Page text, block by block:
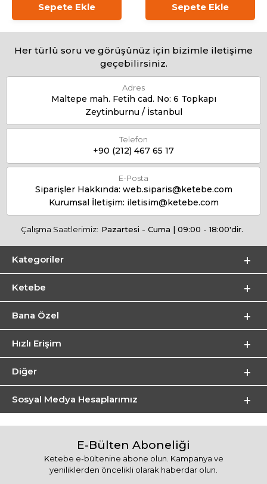
Sepete Ekle Sepete Ekle
Her türlü soru ve görüşünüz için bizimle iletişime
geçebilirsiniz.
Adres
Maltepe mah. Fetih cad. No: 6 Topkapı
Zeytinburnu / İstanbul
Telefon
+90 (212) 467 65 17
E-Posta
Siparişler Hakkında: web.siparis@ketebe.com
Kurumsal İletişim: iletisim@ketebe.com
Çalışma Saatlerimiz: Pazartesi - Cuma | 09:00 - 18:00'dir.
Kategoriler
Ketebe
Bana Özel
Hızlı Erişim
Diğer
Sosyal Medya Hesaplarımız
E-Bülten Aboneliği
Ketebe e-bültenine abone olun. Kampanya ve
yeniliklerden öncelikli olarak haberdar olun.